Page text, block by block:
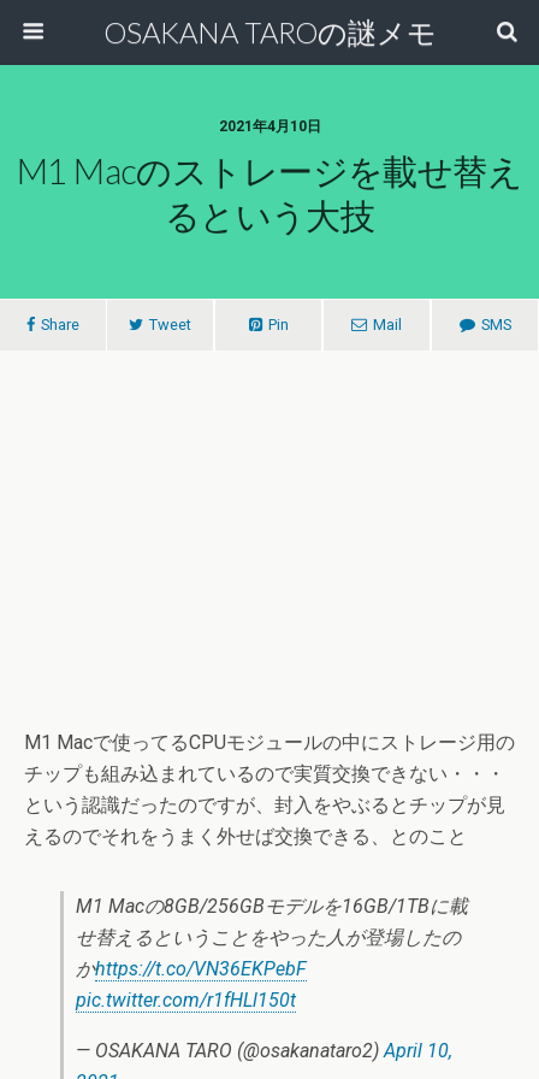
OSAKANA TAROの謎メモ
2021年4月10日
M1 Macのストレージを載せ替え
るという大技
Share Tweet Pin Mail SMS
M1 Macで使ってるCPUモジュールの中にストレージ用の
チップも組み込まれているので実質交換できない・・・
という認識だったのですが、封入をやぶるとチップが見
えるのでそれをうまく外せば交換できる、とのこと
M1 Macの8GB/256GBモデルを16GB/1TBに載
せ替えるということをやった人が登場したの
かhttps://t.co/VN36EKPebF
pic.twitter.com/r1fHLl150t
— OSAKANA TARO (@osakanataro2)April 10,